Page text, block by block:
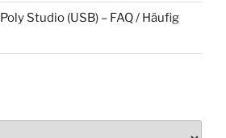
Poly Studio (USB) – FAQ / Häufig